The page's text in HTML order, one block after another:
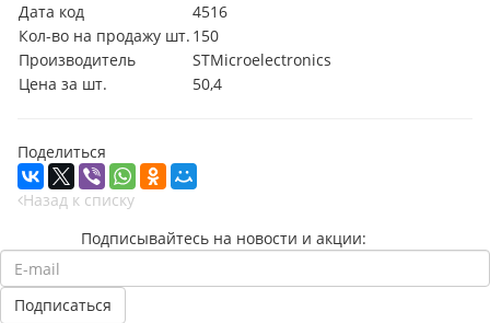
Дата код
4516
Кол-во на продажу шт. 150
Производитель
STMicroelectronics
Цена за шт.
50,4
Поделиться
Назад к списку
Подписывайтесь на новости и акции: